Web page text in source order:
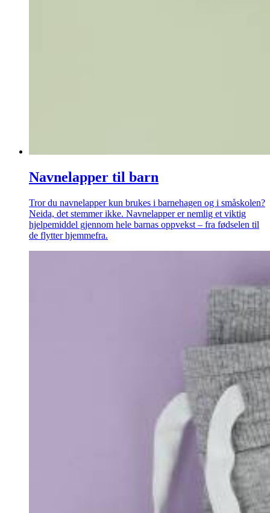
Navnelapper til barn
Tror du navnelapper kun brukes i barnehagen og i småskolen?
Neida, det stemmer ikke. Navnelapper er nemlig et viktig
hjelpemiddel gjennom hele barnas oppvekst – fra fødselen til
de flytter hjemmefra.